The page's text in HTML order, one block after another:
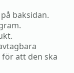
baksidan.
att den ska